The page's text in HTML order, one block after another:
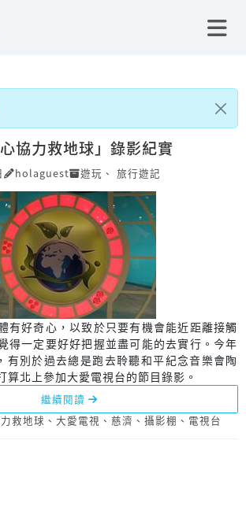
協力救地球」錄影紀實
holaguest 遊玩 、 旅行遊記
有好奇心，以致於只要有機會能近距離接觸
得一定要好好把握並盡可能的去實行。今年
有別於過去總是跑去聆聽和平紀念音樂會陶
算北上參加大愛電視台的節目錄影。
繼續閱讀
救地球 、 大愛電視 、 慈濟 、 攝影棚 、 電視台